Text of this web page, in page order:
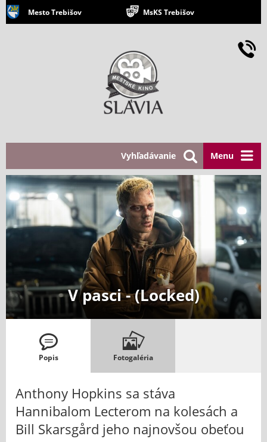
Mesto Trebišov MsKS Trebišov
Menu
Vyhľadávanie
V pasci - (Locked)
Popis Fotogaléria
Anthony Hopkins sa stáva
Hannibalom Lecterom na kolesách a
Bill Skarsgård jeho najnovšou obeťou